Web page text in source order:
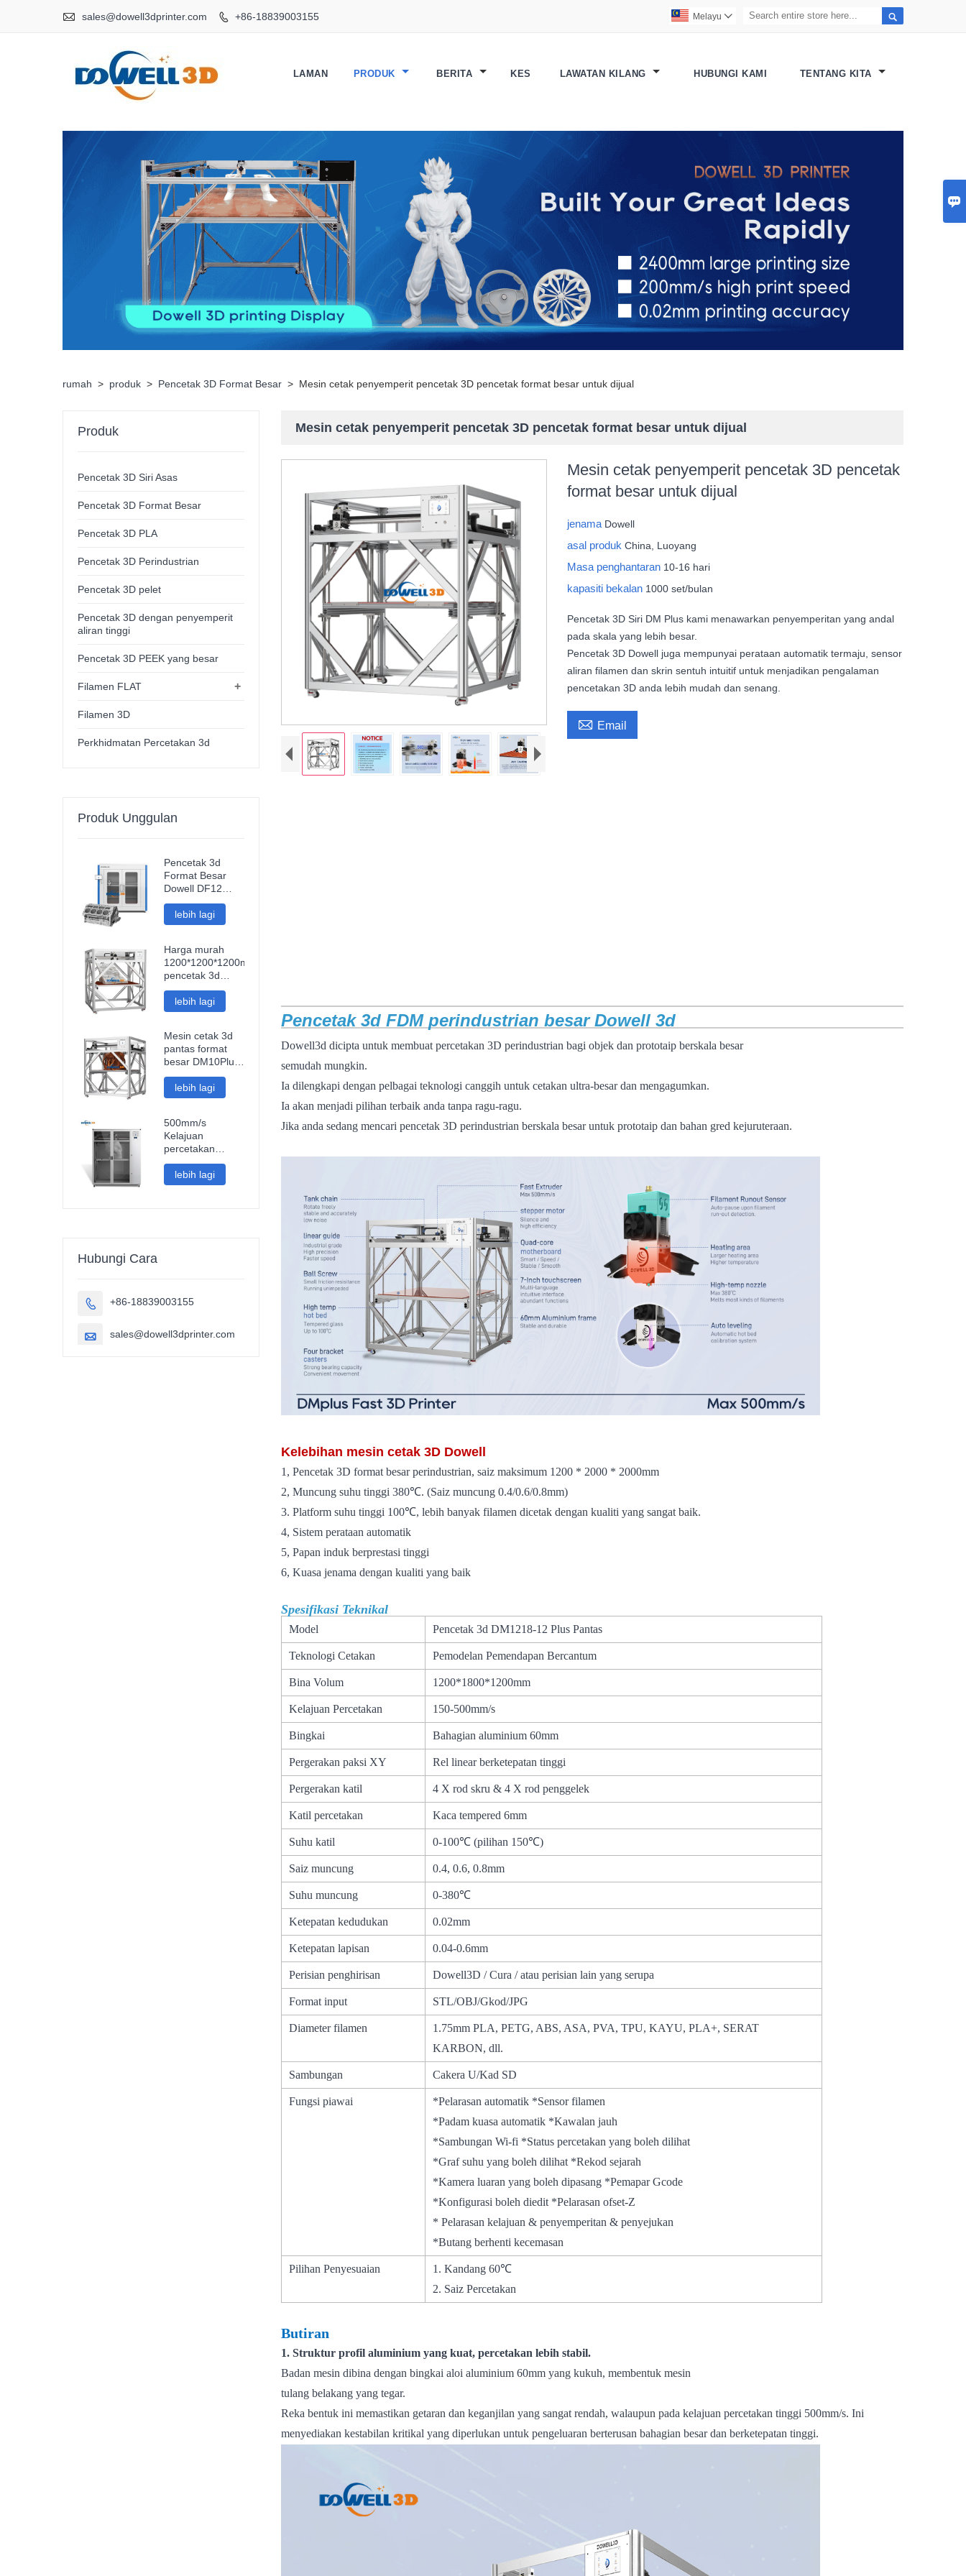

 sales@dowell3dprinter.com  +86-18839003155 
Melayu 
LAMAN PRODUK BERITA KES LAWATAN KILANG HUBUNGI KAMI TENTANG KITA
rumah > produk > Pencetak 3D Format Besar > Mesin cetak penyemperit pencetak 3D pencetak format besar untuk dijual
Mesin cetak penyemperit pencetak 3D pencetak format besar untuk dijual
Mesin cetak penyemperit pencetak 3D pencetak
format besar untuk dijual
jenama Dowell
asal produkChina, Luoyang
Masa penghantaran 10-16 hari
kapasiti bekalan 1000 set/bulan
Pencetak 3D Siri DM Plus kami menawarkan penyemperitan yang andal
pada skala yang lebih besar.
Pencetak 3D Dowell juga mempunyai perataan automatik termaju, sensor
aliran filamen dan skrin sentuh intuitif untuk menjadikan pengalaman
pencetakan 3D anda lebih mudah dan senang.
 Email
Pencetak 3d FDM perindustrian besar Dowell 3d
Dowell3d dicipta untuk membuat percetakan 3D perindustrian bagi objek dan prototaip berskala besar
semudah mungkin.
Ia dilengkapi dengan pelbagai teknologi canggih untuk cetakan ultra-besar dan mengagumkan.
Ia akan menjadi pilihan terbaik anda tanpa ragu-ragu.
Jika anda sedang mencari pencetak 3D perindustrian berskala besar untuk prototaip dan bahan gred kejuruteraan.
Kelebihan mesin cetak 3D Dowell
1, Pencetak 3D format besar perindustrian, saiz maksimum 1200 * 2000 * 2000mm
2, Muncung suhu tinggi 380℃. (Saiz muncung 0.4/0.6/0.8mm)
3. Platform suhu tinggi 100℃, lebih banyak filamen dicetak dengan kualiti yang sangat baik.
4, Sistem perataan automatik
5, Papan induk berprestasi tinggi
6, Kuasa jenama dengan kualiti yang baik
Spesifikasi Teknikal
Model Pencetak 3d DM1218-12 Plus Pantas
Teknologi Cetakan Pemodelan Pemendapan Bercantum
Bina Volum 1200*1800*1200mm
Kelajuan Percetakan 150-500mm/s
Bingkai Bahagian aluminium 60mm
Pergerakan paksi XY Rel linear berketepatan tinggi
Pergerakan katil 4 X rod skru & 4 X rod penggelek
Katil percetakan Kaca tempered 6mm
Suhu katil 0-100℃ (pilihan 150℃)
Saiz muncung 0.4, 0.6, 0.8mm
Suhu muncung 0-380℃
Ketepatan kedudukan 0.02mm
Ketepatan lapisan 0.04-0.6mm
Perisian penghirisan Dowell3D / Cura / atau perisian lain yang serupa
Format input STL/OBJ/Gkod/JPG
Diameter filamen
1.75mm PLA, PETG, ABS, ASA, PVA, TPU, KAYU, PLA+, SERAT
KARBON, dll.
Sambungan Cakera U/Kad SD
Fungsi piawai
*Pelarasan automatik *Sensor filamen
*Padam kuasa automatik *Kawalan jauh
*Sambungan Wi-fi *Status percetakan yang boleh dilihat
*Graf suhu yang boleh dilihat *Rekod sejarah
*Kamera luaran yang boleh dipasang *Pemapar Gcode
*Konfigurasi boleh diedit *Pelarasan ofset-Z
* Pelarasan kelajuan & penyemperitan & penyejukan
*Butang berhenti kecemasan
Pilihan Penyesuaian
1. Kandang 60℃
2. Saiz Percetakan
Butiran
1. Struktur profil aluminium yang kuat, percetakan lebih stabil.
Badan mesin dibina dengan bingkai aloi aluminium 60mm yang kukuh, membentuk mesin
tulang belakang yang tegar.
Reka bentuk ini memastikan getaran dan keganjilan yang sangat rendah, walaupun pada kelajuan percetakan tinggi 500mm/s. Ini
menyediakan kestabilan kritikal yang diperlukan untuk pengeluaran berterusan bahagian besar dan berketepatan tinggi.
Produk
Pencetak 3D Siri Asas
Pencetak 3D Format Besar
Pencetak 3D PLA
Pencetak 3D Perindustrian
Pencetak 3D pelet
Pencetak 3D dengan penyemperit
aliran tinggi
Pencetak 3D PEEK yang besar
+
Filamen FLAT
Filamen 3D
Perkhidmatan Percetakan 3d
Produk Unggulan
Pencetak 3d
Format Besar
Dowell DF12
Baharu Mesin
Impresora 3d
Kepersisan
Model
Perindustrian
lebih lagi
Harga murah
1200*1200*1200mm
pencetak 3d
pintar fdm
berkelajuan tinggi
sambungan wifi
impresora pantas
lebih lagi
Mesin cetak 3d
pantas format
besar DM10Plus
pencetak
impresora 3d
1000mm
lebih lagi
500mm/s
Kelajuan
percetakan
pantas saiz besar
1000mm format
besar pencetak
lebih lagi
Hubungi Cara
 +86-18839003155
 sales@dowell3dprinter.com